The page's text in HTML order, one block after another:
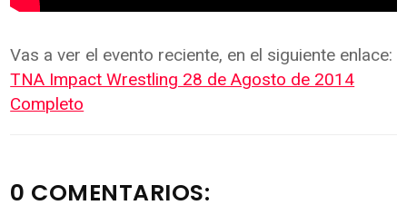
Vas a ver el evento reciente, en el siguiente enlace:
TNA Impact Wrestling 28 de Agosto de 2014
Completo
0 COMENTARIOS: